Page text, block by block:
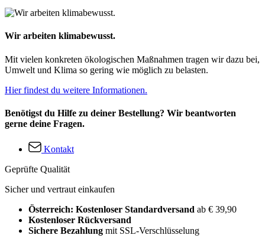
Wir arbeiten klimabewusst.
Mit vielen konkreten ökologischen Maßnahmen tragen wir dazu bei,
Umwelt und Klima so gering wie möglich zu belasten.
Hier findest du weitere Informationen.
Benötigst du Hilfe zu deiner Bestellung? Wir beantworten
gerne deine Fragen.
Kontakt
Geprüfte Qualität
Sicher und vertraut einkaufen
Österreich: Kostenloser Standardversand ab € 39,90
Kostenloser Rückversand
Sichere Bezahlung mit SSL-Verschlüsselung